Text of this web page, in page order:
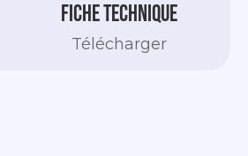
Fiche technique
Télécharger